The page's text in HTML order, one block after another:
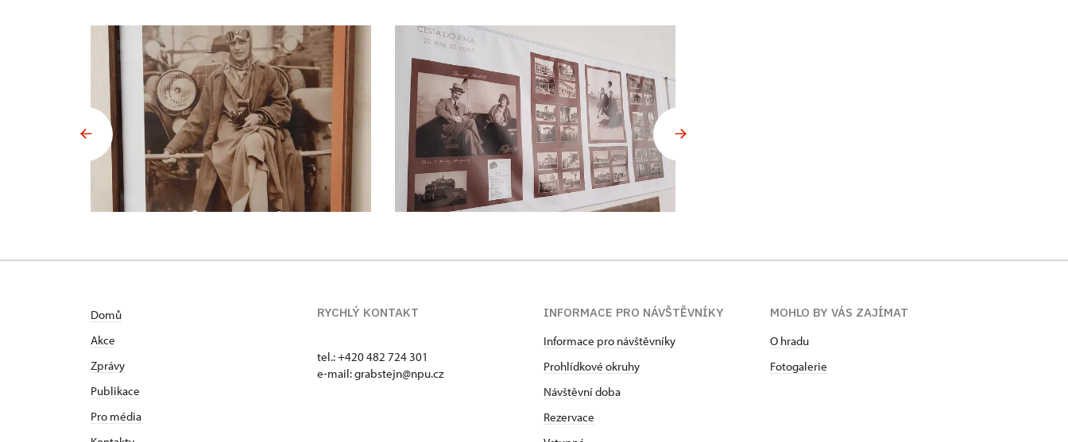
Domů
Akce
Zprávy
Publikace
Pro média
RYCHLÝ KONTAKT
tel.: +420 482 724 301
e-mail: grabstejn@npu.cz
INFORMACE PRO NÁVŠTĚVNÍKY
Informace pro návštěvníky
Prohlídkové okruhy
Návštěvní doba
Rezervace
MOHLO BY VÁS ZAJÍMAT
O hradu
Fotogalerie